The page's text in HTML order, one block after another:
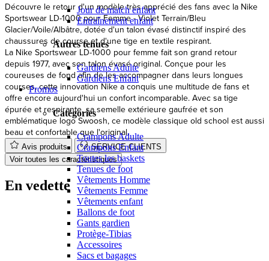
Jour de match enfant
Entraînement enfant
Autres tenues
Gardiens Adulte
Gardiens Enfant
Promos
Catégories
Crampons Adulte
Crampons Enfant
Toutes les baskets
Tenues de foot
Vêtements Homme
Vêtements Femme
Vêtements enfant
Ballons de foot
Gants gardien
Protège-Tibias
Accessoires
Sacs et bagages
Découvre le retour d'un modèle très apprécié des fans avec la Nike
Sportswear LD-1000 pour Femme - Violet Terrain/Bleu
Glacier/Voile/Albâtre, dotée d'un talon évasé distinctif inspiré des
chaussures de course et d'une tige en textile respirant.
La Nike Sportswear LD-1000 pour femme fait son grand retour
depuis 1977, avec son talon évasé original. Conçue pour les
coureuses de fond afin de les accompagner dans leurs longues
courses, cette innovation Nike a conquis une multitude de fans et
offre encore aujourd'hui un confort incomparable. Avec sa tige
épurée et respirante, sa semelle extérieure gaufrée et son
emblématique logo Swoosh, ce modèle classique old school est aussi
beau et confortable que l'original.
Avis produits
SERVICE CLIENTS
Voir toutes les caractéristiques
En vedette